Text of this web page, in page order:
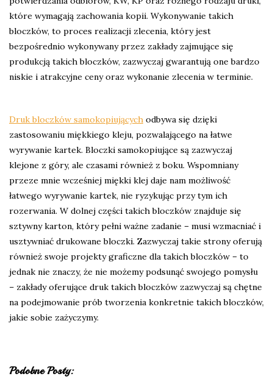
które wymagają zachowania kopii. Wykonywanie takich
bloczków, to proces realizacji zlecenia, który jest
bezpośrednio wykonywany przez zakłady zajmujące się
produkcją takich bloczków, zazwyczaj gwarantują one bardzo
niskie i atrakcyjne ceny oraz wykonanie zlecenia w terminie.
Druk bloczków samokopiujących odbywa się dzięki
zastosowaniu miękkiego kleju, pozwalającego na łatwe
wyrywanie kartek. Bloczki samokopiujące są zazwyczaj
klejone z góry, ale czasami również z boku. Wspomniany
przeze mnie wcześniej miękki klej daje nam możliwość
łatwego wyrywanie kartek, nie ryzykując przy tym ich
rozerwania. W dolnej części takich bloczków znajduje się
sztywny karton, który pełni ważne zadanie – musi wzmacniać i
usztywniać drukowane bloczki. Zazwyczaj takie strony oferują
również swoje projekty graficzne dla takich bloczków – to
jednak nie znaczy, że nie możemy podsunąć swojego pomysłu
– zakłady oferujące druk takich bloczków zazwyczaj są chętne
na podejmowanie prób tworzenia konkretnie takich bloczków,
jakie sobie zażyczymy.
Podobne Posty: